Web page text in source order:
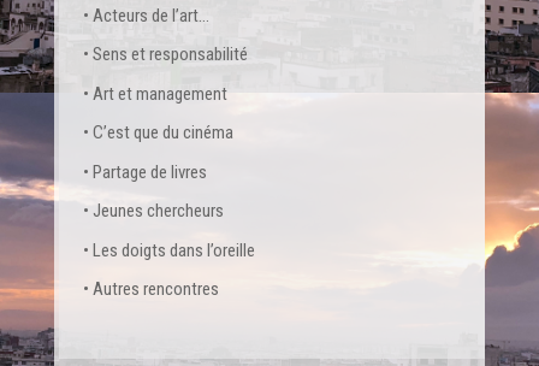
• Acteurs de l’art…
• Sens et responsabilité
• Art et management
• C’est que du cinéma
• Partage de livres
• Jeunes chercheurs
• Les doigts dans l’oreille
• Autres rencontres